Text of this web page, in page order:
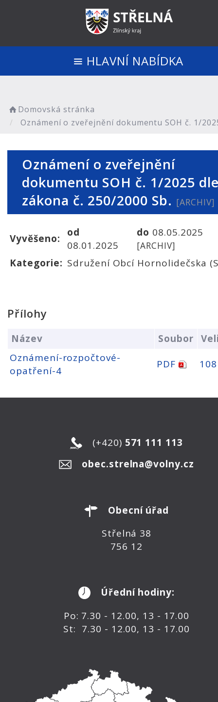
HLAVNÍ NABÍDKA
Domovská stránka
Oznámení o zveřejnění dokumentu SOH č. 1/
Oznámení o zveřejnění
dokumentu SOH č. 1/2025
zákona č. 250/2000 Sb. [ARCHIV]
Vyvěšeno:
od
08.01.2025
do 08.05.2025
[ARCHIV]
Kategorie: Sdružení Obcí Hornolidečska
Přílohy
Název Soubor
Oznámení-rozpočtové-
opatření-4
PDF
(+420) 571 111 113
obec.strelna@volny.cz
Obecní úřad
Střelná 38
756 12
Úřední hodiny:
Po: 7.30 - 12.00, 13 - 17.00
St: 7.30 - 12.00, 13 - 17.00